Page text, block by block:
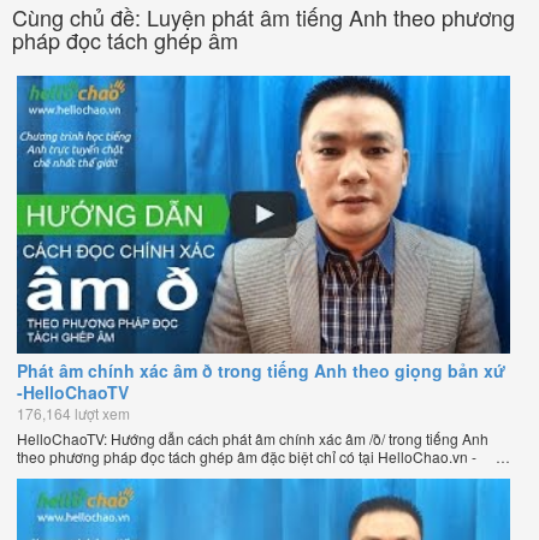
Cùng chủ đề: Luyện phát âm tiếng Anh theo phương
pháp đọc tách ghép âm
Phát âm chính xác âm ð trong tiếng Anh theo giọng bản xứ
-HelloChaoTV
176,164 lượt xem
HelloChaoTV: Hướng dẫn cách phát âm chính xác âm /ð/ trong tiếng Anh
theo phương pháp đọc tách ghép âm đặc biệt chỉ có tại HelloChao.vn -
Phương pháp luyện phát âm chuẩn giọng bản xứ dễ dàng và hiệu quả
nhất lần đầu tiên xuất hiện trên thế giới, của thầy Phạm Việt Thắng, đồng
sáng lập trang HelloChao.vn - Chương trình dạy tiếng Anh trực tuyến chặt
chẽ nhất thế giới.